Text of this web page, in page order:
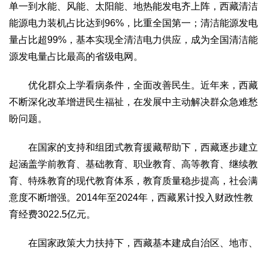
单一到水能、风能、太阳能、地热能发电齐上阵，西藏清洁
能源电力装机占比达到96%，比重全国第一；清洁能源发电
量占比超99%，基本实现全清洁电力供应，成为全国清洁能
源发电量占比最高的省级电网。
优化群众上学看病条件，全面改善民生。近年来，西藏
不断深化改革增进民生福祉，在发展中主动解决群众急难愁
盼问题。
在国家的支持和组团式教育援藏帮助下，西藏逐步建立
起涵盖学前教育、基础教育、职业教育、高等教育、继续教
育、特殊教育的现代教育体系，教育质量稳步提高，社会满
意度不断增强。2014年至2024年，西藏累计投入财政性教
育经费3022.5亿元。
在国家政策大力扶持下，西藏基本建成自治区、地市、